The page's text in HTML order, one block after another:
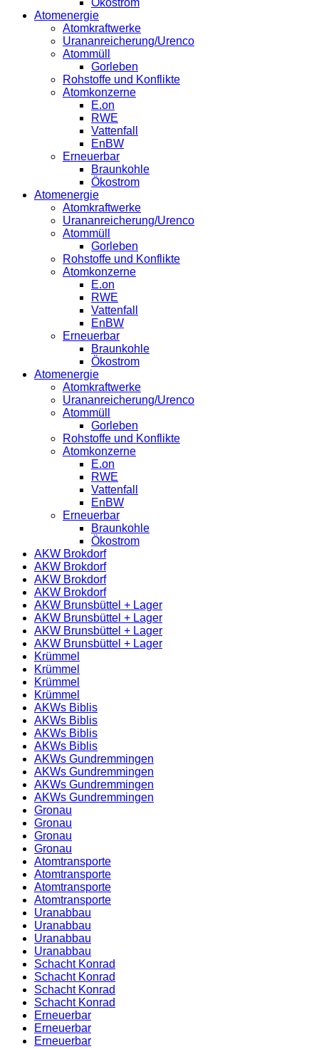
Ökostrom
Atomenergie
Atomkraftwerke
Urananreicherung/Urenco
Atommüll
Gorleben
Rohstoffe und Konflikte
Atomkonzerne
E.on
RWE
Vattenfall
EnBW
Erneuerbar
Braunkohle
Ökostrom
Atomenergie
Atomkraftwerke
Urananreicherung/Urenco
Atommüll
Gorleben
Rohstoffe und Konflikte
Atomkonzerne
E.on
RWE
Vattenfall
EnBW
Erneuerbar
Braunkohle
Ökostrom
Atomenergie
Atomkraftwerke
Urananreicherung/Urenco
Atommüll
Gorleben
Rohstoffe und Konflikte
Atomkonzerne
E.on
RWE
Vattenfall
EnBW
Erneuerbar
Braunkohle
Ökostrom
AKW Brokdorf
AKW Brokdorf
AKW Brokdorf
AKW Brokdorf
AKW Brunsbüttel + Lager
AKW Brunsbüttel + Lager
AKW Brunsbüttel + Lager
AKW Brunsbüttel + Lager
Krümmel
Krümmel
Krümmel
Krümmel
AKWs Biblis
AKWs Biblis
AKWs Biblis
AKWs Biblis
AKWs Gundremmingen
AKWs Gundremmingen
AKWs Gundremmingen
AKWs Gundremmingen
Gronau
Gronau
Gronau
Gronau
Atomtransporte
Atomtransporte
Atomtransporte
Atomtransporte
Uranabbau
Uranabbau
Uranabbau
Uranabbau
Schacht Konrad
Schacht Konrad
Schacht Konrad
Schacht Konrad
Erneuerbar
Erneuerbar
Erneuerbar